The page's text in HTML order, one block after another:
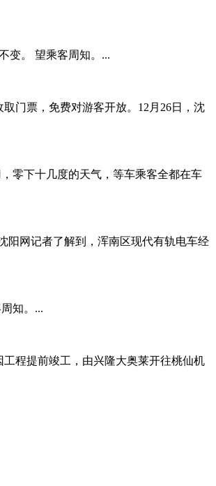
变。 望乘客周知。...
门票，免费对游客开放。12月26日，沈
零下十几度的天气，等车乘客全都在车
阳网记者了解到，浑南区现代有轨电车经
知。...
程提前竣工，由兴隆大奥莱开往桃仙机